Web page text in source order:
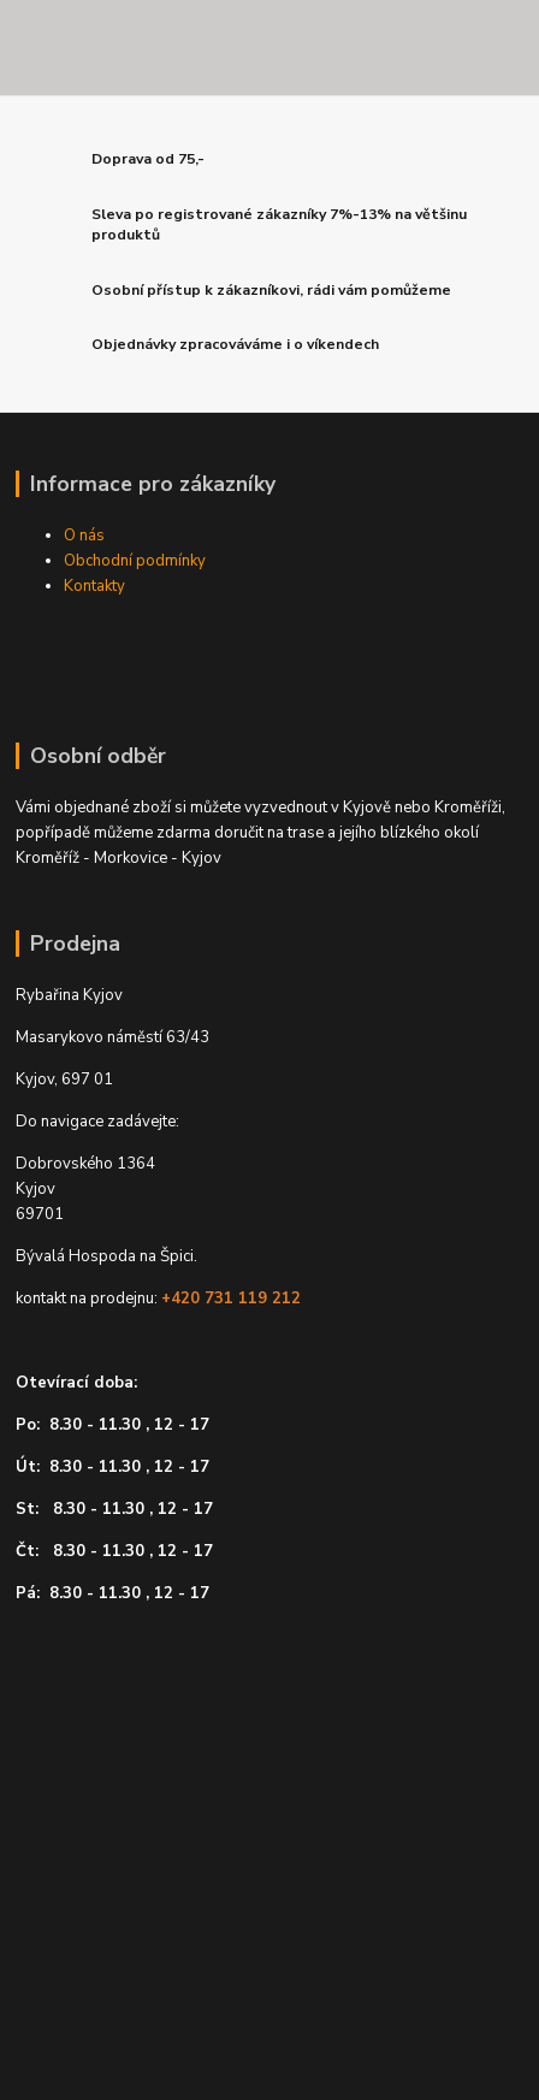
Doprava od 75,-
Sleva po registrované zákazníky 7%-13% na většinu
produktů
Osobní přístup k zákazníkovi, rádi vám pomůžeme
Objednávky zpracováváme i o víkendech
Informace pro zákazníky
O nás
Obchodní podmínky
Kontakty
Osobní odběr
Vámi objednané zboží si můžete vyzvednout v Kyjově nebo Kroměříži,
popřípadě můžeme zdarma doručit na trase a jejího blízkého okolí
Kroměříž - Morkovice - Kyjov
Prodejna
Rybařina Kyjov
Masarykovo náměstí 63/43
Kyjov, 697 01
Do navigace zadávejte:
Dobrovského 1364
Kyjov
69701
Bývalá Hospoda na Špici.
kontakt na prodejnu: +420 731 119 212
Otevírací doba:
Po: 8.30 - 11.30 , 12 - 17
Út: 8.30 - 11.30 , 12 - 17
St: 8.30 - 11.30 , 12 - 17
Čt: 8.30 - 11.30 , 12 - 17
Pá: 8.30 - 11.30 , 12 - 17